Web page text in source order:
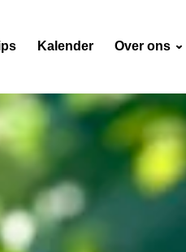
Kalender Over ons